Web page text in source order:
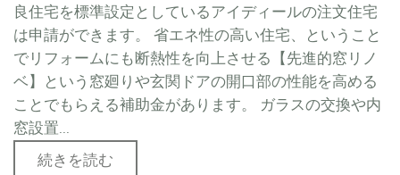
良住宅を標準設定としているアイディールの注文住宅
は申請ができます。 省エネ性の高い住宅、ということ
でリフォームにも断熱性を向上させる【先進的窓リノ
ベ】という窓廻りや玄関ドアの開口部の性能を高める
ことでもらえる補助金があります。 ガラスの交換や内
窓設置...
続きを読む